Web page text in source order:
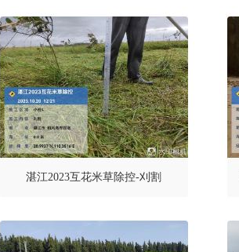
湛江2023互花米草除控-刈割